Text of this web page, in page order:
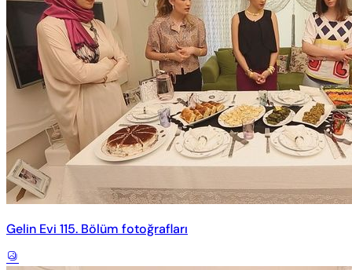
Gelin Evi 115. Bölüm fotoğrafları